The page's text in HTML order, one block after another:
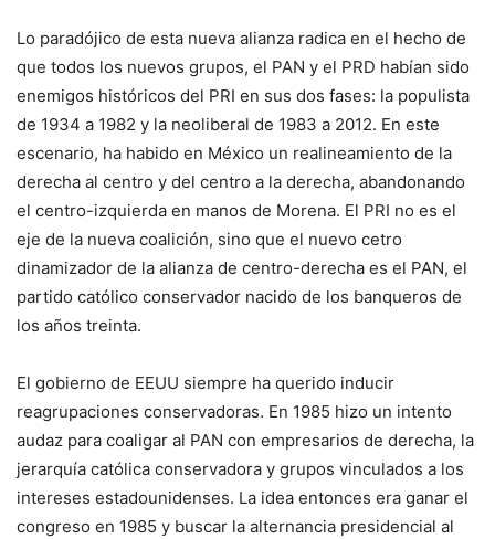
Lo paradójico de esta nueva alianza radica en el hecho de
que todos los nuevos grupos, el PAN y el PRD habían sido
enemigos históricos del PRI en sus dos fases: la populista
de 1934 a 1982 y la neoliberal de 1983 a 2012. En este
escenario, ha habido en México un realineamiento de la
derecha al centro y del centro a la derecha, abandonando
el centro-izquierda en manos de Morena. El PRI no es el
eje de la nueva coalición, sino que el nuevo cetro
dinamizador de la alianza de centro-derecha es el PAN, el
partido católico conservador nacido de los banqueros de
los años treinta.
El gobierno de EEUU siempre ha querido inducir
reagrupaciones conservadoras. En 1985 hizo un intento
audaz para coaligar al PAN con empresarios de derecha, la
jerarquía católica conservadora y grupos vinculados a los
intereses estadounidenses. La idea entonces era ganar el
congreso en 1985 y buscar la alternancia presidencial al